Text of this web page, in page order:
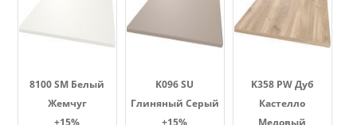
8100 SM Белый
Жемчуг
+15%
K096 SU
Глиняный Серый
+15%
K358 PW Дуб
Кастелло
Медовый